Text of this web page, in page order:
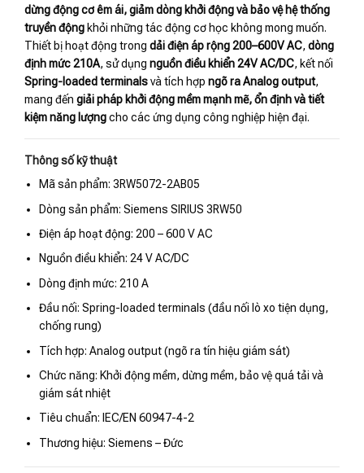
dừng động cơ êm ái, giảm dòng khởi động và bảo vệ hệ thống
truyền động khỏi những tác động cơ học không mong muốn.
Thiết bị hoạt động trong dải điện áp rộng 200–600V AC, dòng
định mức 210A, sử dụng nguồn điều khiển 24V AC/DC, kết nối
Spring-loaded terminalsvà tích hợp ngõ ra Analog output,
mang đến giải pháp khởi động mềm mạnh mẽ, ổn định và tiết
kiệm năng lượngcho các ứng dụng công nghiệp hiện đại.
Thông số kỹ thuật
Mã sản phẩm: 3RW5072-2AB05
Dòng sản phẩm: Siemens SIRIUS 3RW50
Điện áp hoạt động: 200 – 600 V AC
Nguồn điều khiển: 24 V AC/DC
Dòng định mức: 210 A
Đầu nối: Spring-loaded terminals (đầu nối lò xo tiện dụng,
chống rung)
Tích hợp: Analog output (ngõ ra tín hiệu giám sát)
Chức năng: Khởi động mềm, dừng mềm, bảo vệ quá tải và
giám sát nhiệt
Tiêu chuẩn: IEC/EN 60947-4-2
Thương hiệu: Siemens – Đức